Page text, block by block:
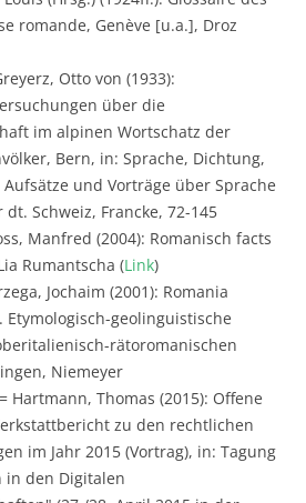
romande, Genève [u.a.], Droz
Otto von (1933):
über die
im alpinen Wortschatz der
Bern, in: Sprache, Dichtung,
und Vorträge über Sprache
Schweiz, Francke, 72-145
Manfred (2004): Romanisch facts
Rumantscha (Link)
Jochaim (2001): Romania
Etymologisch-geolinguistische
rätoromanischen
Niemeyer
= Hartmann, Thomas (2015): Offene
zu den rechtlichen
im Jahr 2015 (Vortrag), in: Tagung
in den Digitalen